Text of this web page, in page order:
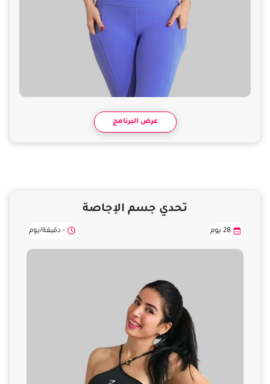
عرض البرنامج
تحدي جسم الإجاصة
28 يوم - دقيقة/يوم